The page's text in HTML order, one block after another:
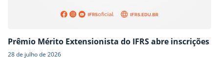
Prêmio Mérito Extensionista do IFRS abre inscrições
28 de julho de 2026